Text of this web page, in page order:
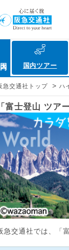
国内ツアー
急交通社トップ > ハ
「富士登山 ツア
急交通社では、「